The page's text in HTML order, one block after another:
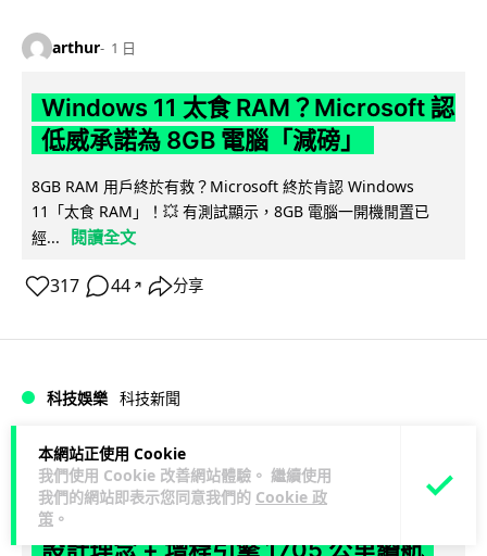
本網站正使用 Cookie
我們使用 Cookie 改善網站體驗。 繼續使用
我們的網站即表示您同意我們的 Cookie 政
策 。
arthur 1 日
Windows 11 太食 RAM？Microsoft 認
低威承諾為 8GB 電腦「減磅」
8GB RAM 用戶終於有救？Microsoft 終於肯認 Windows
11「太食 RAM」！💥 有測試顯示，8GB 電腦一開機閒置已
經...
閱讀全文
317 44 ↗ 分享
科技娛樂 科技新聞
duncan 1 日
小米澎程 N90 Max 登場！可移動房子
設計理念 + 增程引擎 1705 公里續航